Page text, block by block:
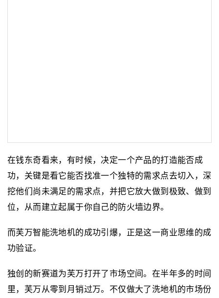
在钱东奇看来，有时候，决定一个产品的打造能否成
功，关键是看它能否找准一个独特的需求点去切入，深
挖他们尚未满足的需求点，并把它放大做到极致、做到
位，从而建立起属于你自己的防火墙边界。
而芙万智能洗地机的成功引爆，正是这一商业思维的成
功验证。
独创的新赛道为芙万打开了市场空间。在半年多的时间
里，芙万从零到月销过万。不仅做大了洗地机的市场份